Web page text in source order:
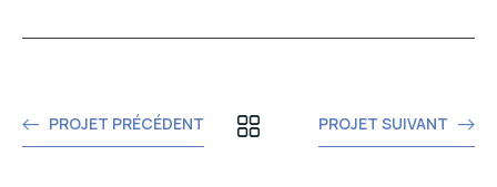
PROJET PRÉCÉDENT PROJET SUIVANT